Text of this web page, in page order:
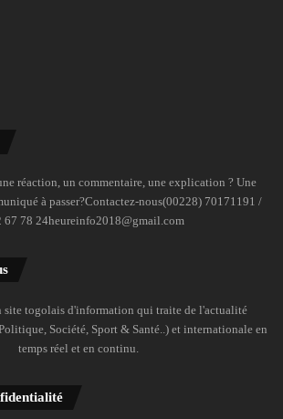
réaction, un commentaire, une explication ? Une
à passer?Contactez-nous(00228) 70171191 /
67 78 24heureinfo2018@gmail.com
site togolais d'information qui traite de l'actualité
Société, Sport & Santé..) et internationale en
temps réel et en continu.